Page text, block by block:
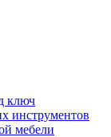
ключ
инструментов
мебели